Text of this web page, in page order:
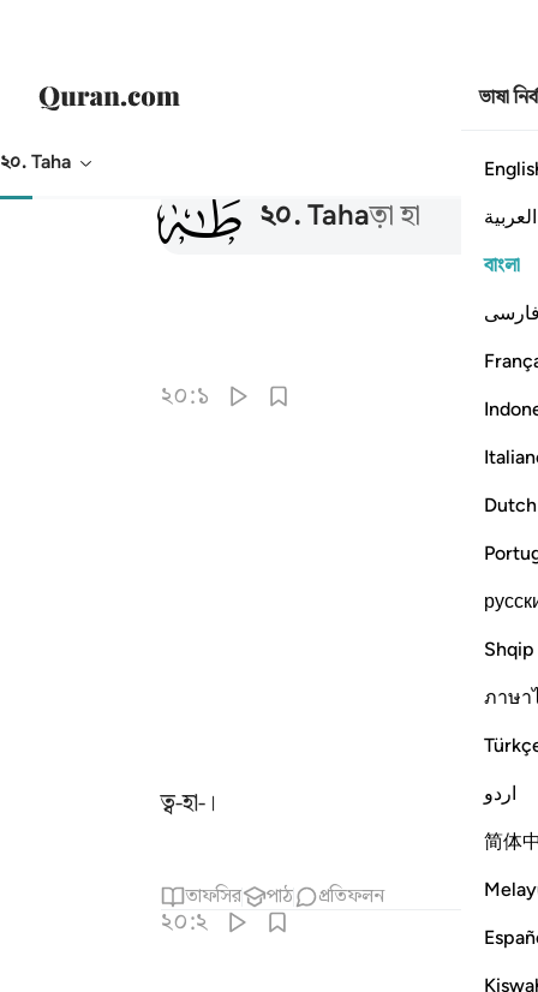
ভাষা
العربية
বাংলা
فارسی
Dutch
Shqip
ภาษา
اردو
简体
২০. Taha
020 ২০.Tahaত়া হা
২০:১
ত্ব-হা-।
তাফসির পাঠ প্রতিফলন
২০:২